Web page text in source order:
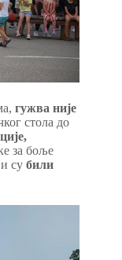
гужва није
стола до
за боље
су били